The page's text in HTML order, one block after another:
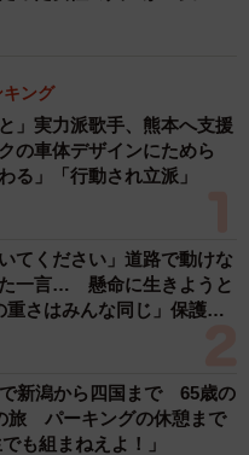
迎えしていて、血縁的
とわをリビングのケー
たいががとわのことが嫌
って。ある日帰宅した
てた。「それくらい嫌
りました。布団の上にウ
くて写真を撮りました
キング
」実力派歌手、熊本へ支援
の車体デザインにためら
」「行動され立派」
てください」道路で動けな
一言… 懸命に生きようと
さはみんな同じ」保護団
新潟から四国まで 65歳の
旅 パーキングの休憩まで
も組まねえよ！」